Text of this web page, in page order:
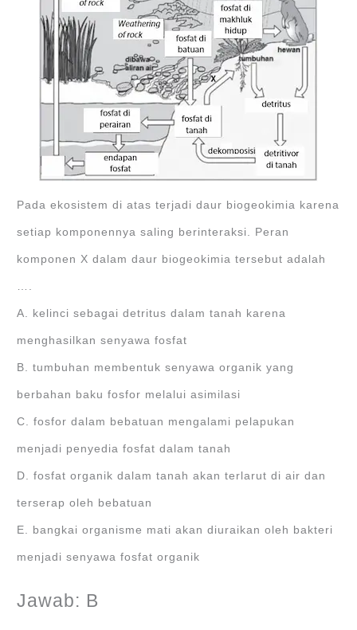
Pada ekosistem di atas terjadi daur biogeokimia karena
setiap komponennya saling berinteraksi. Peran
komponen X dalam daur biogeokimia tersebut adalah
….
A. kelinci sebagai detritus dalam tanah karena
menghasilkan senyawa fosfat
B. tumbuhan membentuk senyawa organik yang
berbahan baku fosfor melalui asimilasi
C. fosfor dalam bebatuan mengalami pelapukan
menjadi penyedia fosfat dalam tanah
D. fosfat organik dalam tanah akan terlarut di air dan
terserap oleh bebatuan
E. bangkai organisme mati akan diuraikan oleh bakteri
menjadi senyawa fosfat organik
Jawab: B